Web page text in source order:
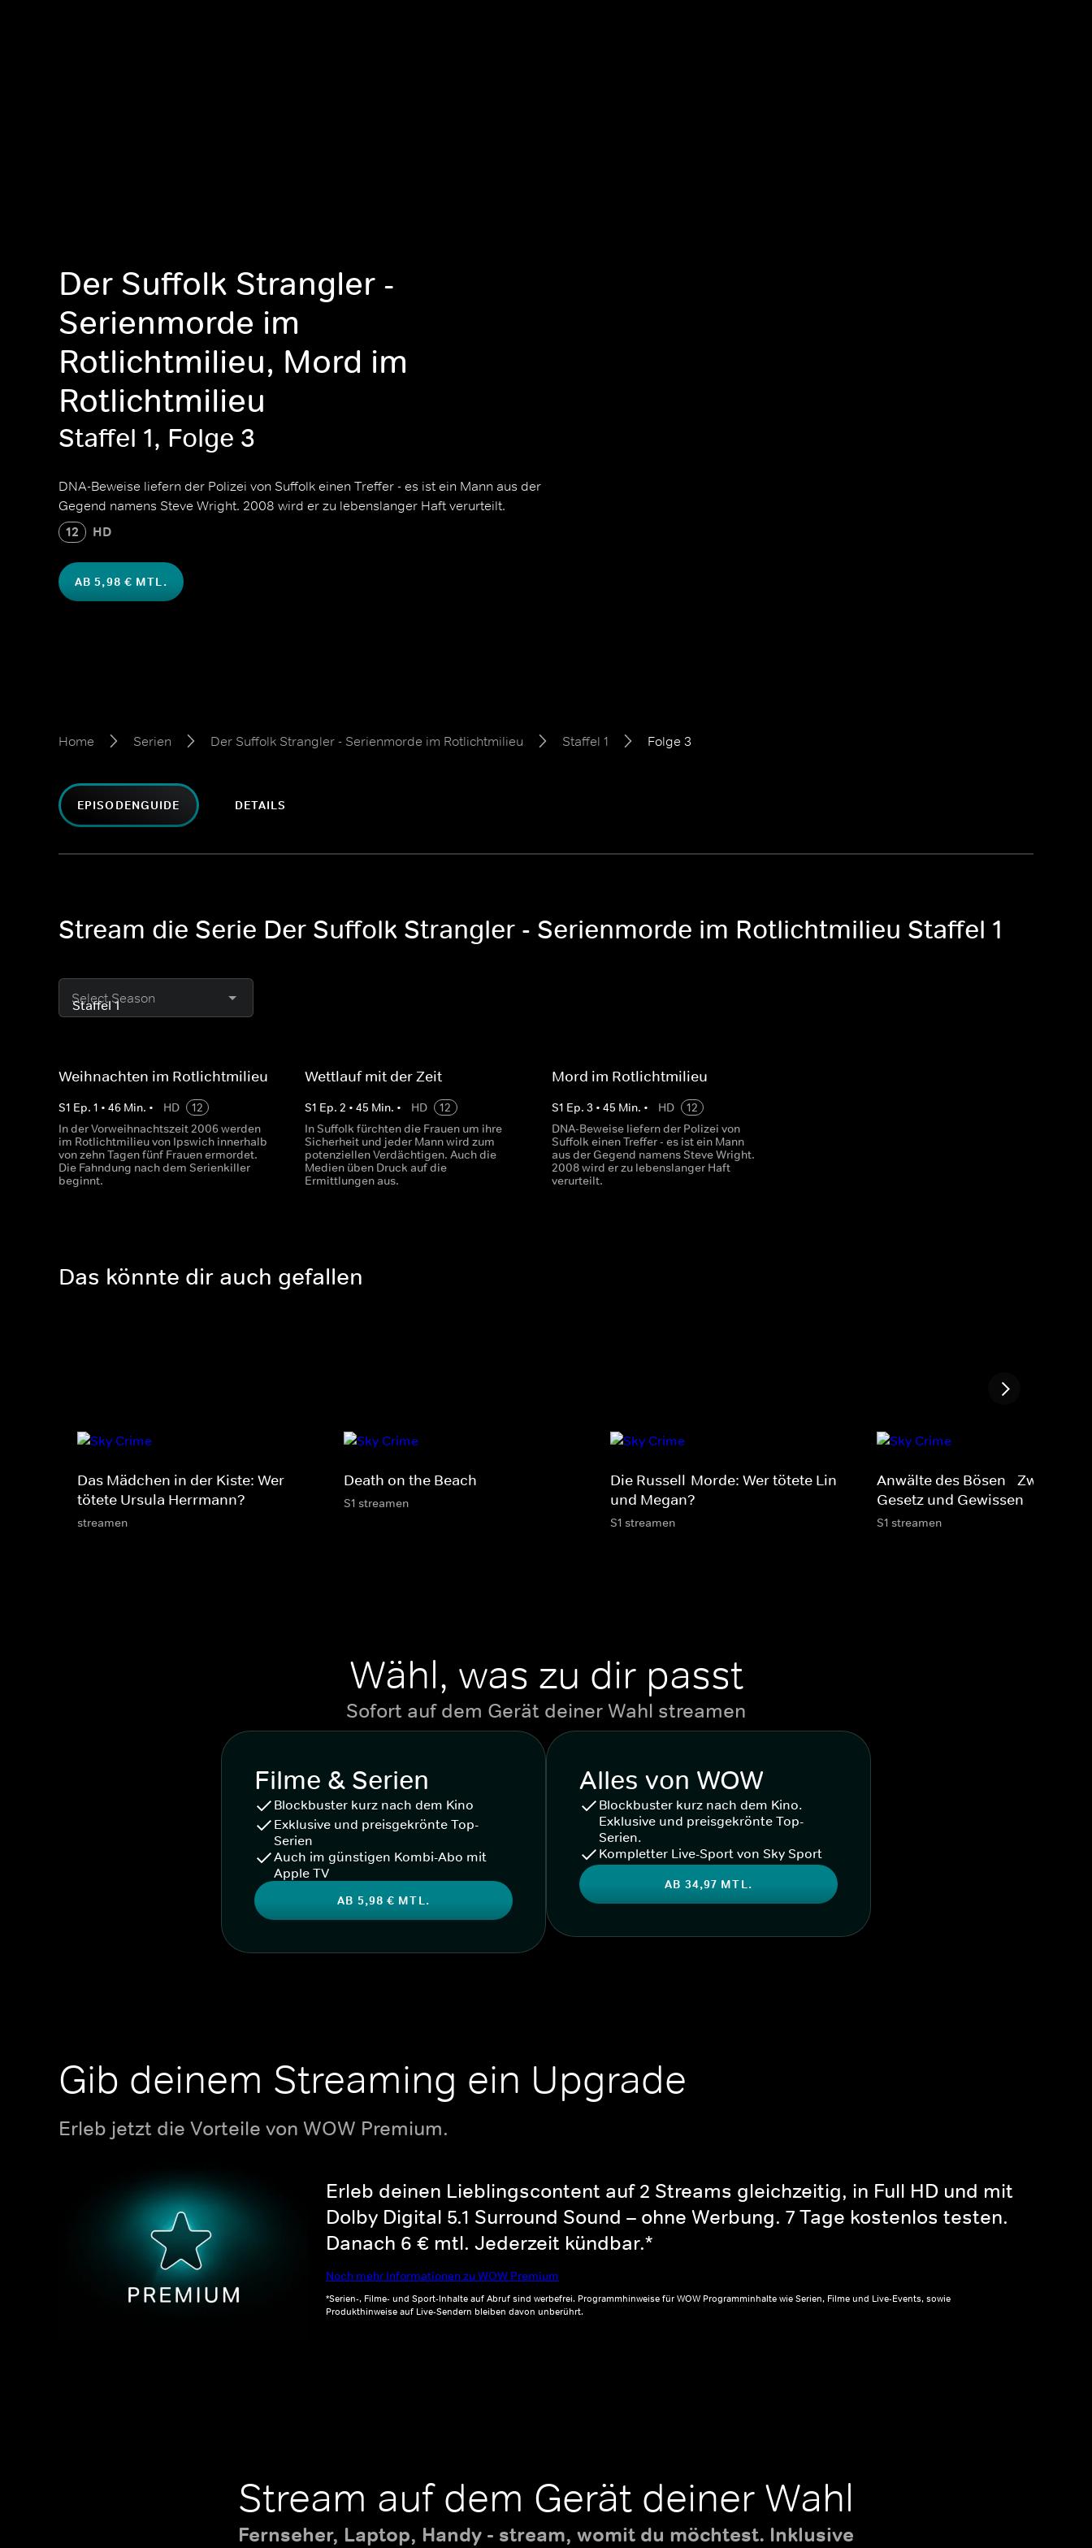
Der Suffolk Strangler -
Serienmorde im
Rotlichtmilieu, Mord im
Rotlichtmilieu
Staffel 1, Folge 3
DNA-Beweise liefern der Polizei von Suffolk einen Treffer - es ist ein Mann aus der
Gegend namens Steve Wright. 2008 wird er zu lebenslanger Haft verurteilt.
12 HD
AB 5,98 € MTL.
Home Serien Der Suffolk Strangler - Serienmorde im Rotlichtmilieu Staffel 1 Folge 3
EPISODENGUIDE DETAILS
Stream die Serie Der Suffolk Strangler - Serienmorde im Rotlichtmilieu Staffel 1
Select Season
Weihnachten im Rotlichtmilieu
S1 Ep. 1 • 46 Min. • HD
12
In der Vorweihnachtszeit 2006 werden
im Rotlichtmilieu von Ipswich innerhalb
von zehn Tagen fünf Frauen ermordet.
Die Fahndung nach dem Serienkiller
beginnt.
Wettlauf mit der Zeit
S1 Ep.2 •45 Min. • HD
12
In Suffolk fürchten die Frauen um ihre
Sicherheit und jeder Mann wird zum
potenziellen Verdächtigen. Auch die
Medien üben Druck auf die
Ermittlungen aus.
Mord im Rotlichtmilieu
S1 Ep. 3 • 45 Min. • HD
12
DNA-Beweise liefern der Polizei von
Suffolk einen Treffer - es ist ein Mann
aus der Gegend namens Steve Wright.
2008 wird er zu lebenslanger Haft
verurteilt.
Das könnte dir auch gefallen
Das Mädchen in der Kiste: Wer
tötete Ursula Herrmann?
streamen
Death on the Beach
S1 streamen
Die Russell-Morde: Wer tötete Lin
und Megan?
S1 streamen
Anwälte des Bösen - Zwischen
Gesetz und Gewissen
S1 streamen
Wähl, was zu dir passt
Sofort auf dem Gerät deiner Wahl streamen
Filme & Serien
Blockbuster kurz nach dem Kino
Exklusive und preisgekrönte Top-
Serien
Auch im günstigen Kombi-Abo mit
Apple TV
AB 5,98 € MTL.
Alles von WOW
Blockbuster kurz nach dem Kino.
Exklusive und preisgekrönte Top-
Serien.
Kompletter Live-Sport von Sky Sport
AB 34,97 MTL.
Gib deinem Streaming ein Upgrade
Erleb jetzt die Vorteile von WOW Premium.
Erleb deinen Lieblingscontent auf 2 Streams gleichzeitig, in Full HD und mit
Dolby Digital 5.1 Surround Sound – ohne Werbung. 7 Tage kostenlos testen.
Danach 6 € mtl. Jederzeit kündbar.*
Noch mehr Informationen zu WOW Premium
*Serien-, Filme- und Sport-Inhalte auf Abruf sind werbefrei. Programmhinweise für WOW Programminhalte wie Serien, Filme und Live-Events, sowie
Produkthinweise auf Live-Sendern bleiben davon unberührt.
Stream auf dem Gerät deiner Wahl
Fernseher, Laptop, Handy - stream, womit du möchtest. Inklusive